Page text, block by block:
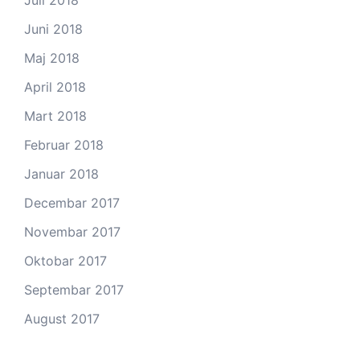
Juni 2018
Maj 2018
April 2018
Mart 2018
Februar 2018
Januar 2018
Decembar 2017
Novembar 2017
Oktobar 2017
Septembar 2017
August 2017